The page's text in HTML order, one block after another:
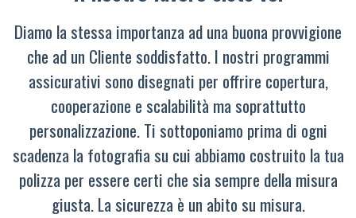
Diamo la stessa importanza ad una buona provvigione
che ad un Cliente soddisfatto. I nostri programmi
assicurativi sono disegnati per offrire copertura,
cooperazione e scalabilità ma soprattutto
personalizzazione. Ti sottoponiamo prima di ogni
scadenza la fotografia su cui abbiamo costruito la tua
polizza per essere certi che sia sempre della misura
giusta. La sicurezza è un abito su misura.